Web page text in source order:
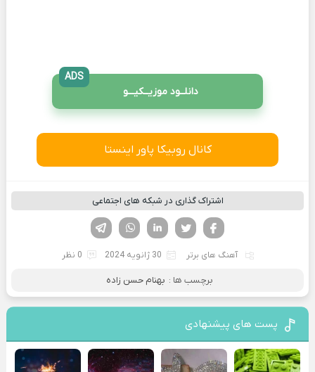
دانلــود موزیــکیـــو
ADS
کانال روبیکا پاور اینستا
اشتراک گذاری در شبکه های اجتماعی
لینکدین تویتر
فیسوک
آهنگ های برتر 30 ژانویه 2024 0 نظر
برچسب ها : بهنام حسن زاده
پست های پیشنهادی